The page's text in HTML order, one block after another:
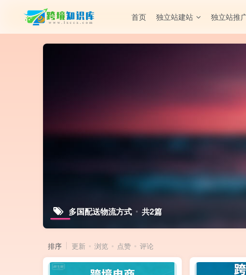
首页 独立站建站 独立站推
多国配送物流方式 共2篇
排序 更新 浏览 点赞 评论